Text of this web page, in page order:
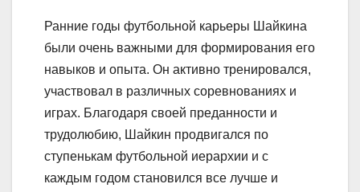
Ранние годы футбольной карьеры Шайкина
были очень важными для формирования его
навыков и опыта. Он активно тренировался,
участвовал в различных соревнованиях и
играх. Благодаря своей преданности и
трудолюбию, Шайкин продвигался по
ступенькам футбольной иерархии и с
каждым годом становился все лучше и